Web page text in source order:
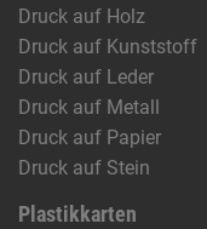
Druck auf Holz
Druck auf Kunststoff
Druck auf Leder
Druck auf Metall
Druck auf Papier
Druck auf Stein
Plastikkarten